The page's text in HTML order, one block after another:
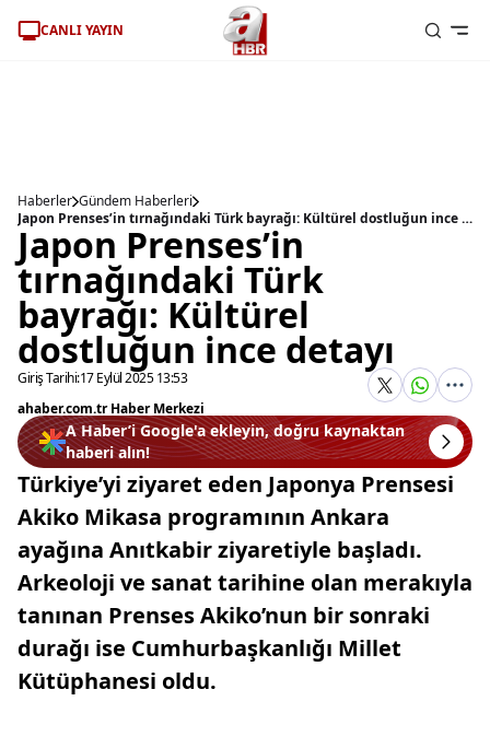
CANLI YAYIN
Haberler Gündem Haberleri
Japon Prenses’in tırnağındaki Türk bayrağı: Kültürel dostluğun ince detayı
Japon Prenses’in
tırnağındaki Türk
bayrağı: Kültürel
dostluğun ince detayı
Giriş Tarihi:17 Eylül 2025 13:53
ahaber.com.tr Haber Merkezi
A Haber’i Google'a ekleyin, doğru kaynaktan
haberi alın!
Türkiye’yi ziyaret eden Japonya Prensesi
Akiko Mikasa programının Ankara
ayağına Anıtkabir ziyaretiyle başladı.
Arkeoloji ve sanat tarihine olan merakıyla
tanınan Prenses Akiko’nun bir sonraki
durağı ise Cumhurbaşkanlığı Millet
Kütüphanesi oldu.